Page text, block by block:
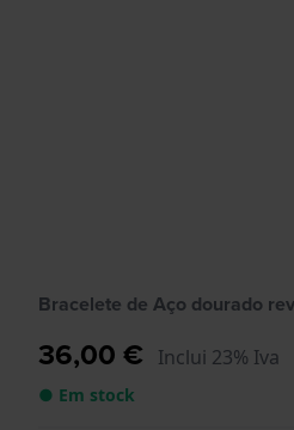
Bracelete de Aço dourado
36,00 € Inclui 23% Iva
● Em stock